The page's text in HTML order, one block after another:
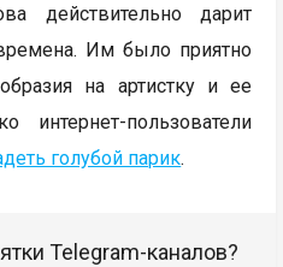
действительно дарит
Им было приятно
на артистку и ее
интернет-пользователи
голубой парик.
Telegram-каналов?